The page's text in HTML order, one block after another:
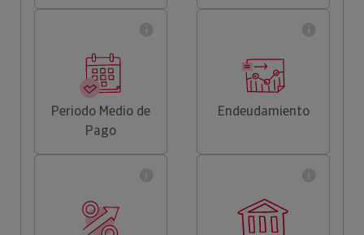
Periodo Medio de
Pago
Endeudamiento